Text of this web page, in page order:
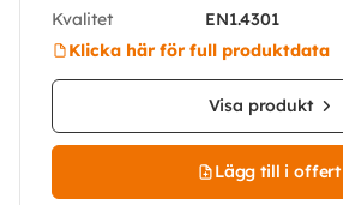
Kvalitet
EN1.4301
Klicka här för full produktdata
Visa produkt
Lägg till i offert